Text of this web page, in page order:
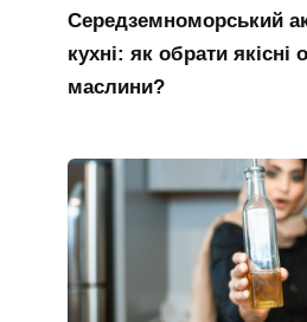
Середземноморський
кухні: як обрати якісні
маслини?